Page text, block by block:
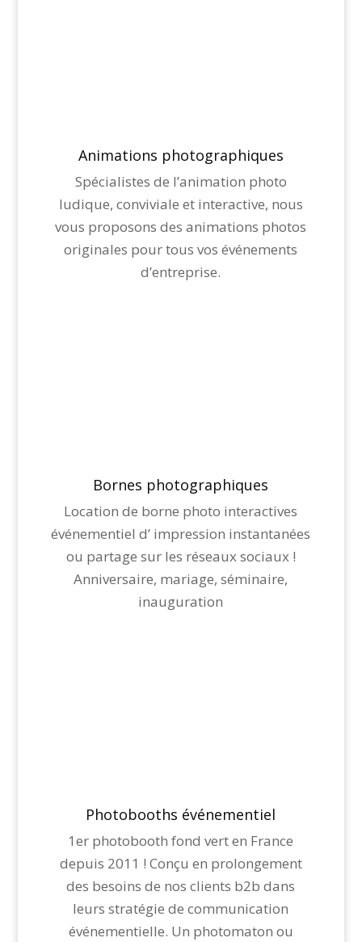
Animations photographiques
Spécialistes de l’animation photo
ludique, conviviale et interactive, nous
vous proposons des animations photos
originales pour tous vos événements
d’entreprise.
Bornes photographiques
Location de borne photo interactives
événementiel d’ impression instantanées
ou partage sur les réseaux sociaux !
Anniversaire, mariage, séminaire,
inauguration
Photobooths événementiel
1er photobooth fond vert en France
depuis 2011 ! Conçu en prolongement
des besoins de nos clients b2b dans
leurs stratégie de communication
événementielle. Un photomaton ou